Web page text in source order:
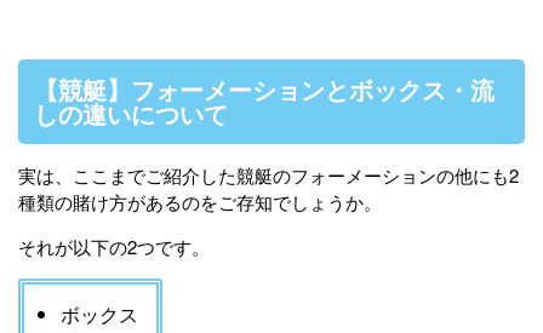
【競艇】フォーメーションとボックス・流
しの違いについて
実は、ここまでご紹介した競艇のフォーメーションの他にも2
種類の賭け方があるのをご存知でしょうか。
それが以下の2つです。
ボックス